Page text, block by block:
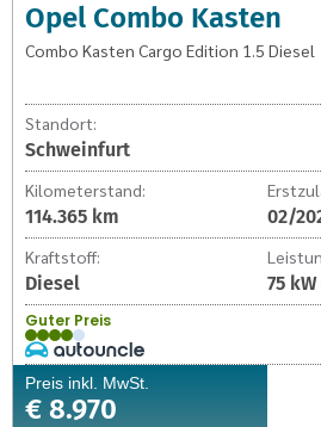
Opel Combo Kasten
Combo Kasten Cargo Edition 1.5 Diesel
Standort:
Schweinfurt
Kilometerstand:
114.365 km 02/
Kraftstoff:
Diesel 75 kW
Guter Preis
Preis inkl. MwSt.
€ 8.970